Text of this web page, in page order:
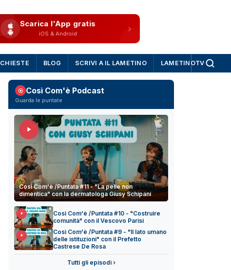
Scarica l'App gratis
iOS & Android
BLOG SCRIVI A IL LAMETINO LAMETINOTV
Così Com'è Podcast
Guarda le puntate
Così Com'è /Puntata #11 - "La pelle non
dimentica" con la dermatologa Giusy Schipani
Così Com'è /Puntata #10 - "Costruire
comunità" con il Vescovo Parisi
Così Com'è /Puntata #9 - "Il lato umano
delle istituzioni" con il Prefetto
Castrese De Rosa
Tutti gli episodi ›